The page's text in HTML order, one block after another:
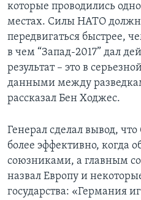
которые проводились
местах. Силы НАТО
передвигаться быстрее,
в чем “Запад-2017” дал
результат – это в
данными между
рассказал Бен Ходжес.
Генерал сделал вывод,
более эффективно, когда
союзниками, а главным
назвал Европу и
государства: «Германия